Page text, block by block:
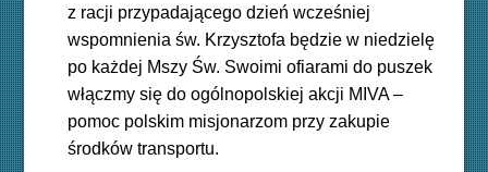
z racji przypadającego dzień wcześniej
wspomnienia św. Krzysztofa będzie w niedzielę
po każdej Mszy Św. Swoimi ofiarami do puszek
włączmy się do ogólnopolskiej akcji MIVA –
pomoc polskim misjonarzom przy zakupie
środków transportu.